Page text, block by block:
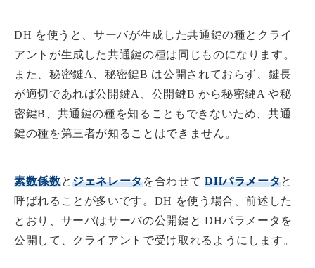
DH を使うと、サーバが生成した共通鍵の種とクライ
アントが生成した共通鍵の種は同じものになります。
また、秘密鍵A、秘密鍵B は公開されておらず、鍵長
が適切であれば公開鍵A、公開鍵B から秘密鍵A や秘
密鍵B、共通鍵の種を知ることもできないため、共通
鍵の種を第三者が知ることはできません。
素数係数とジェネレータを合わせて DHパラメータと
呼ばれることが多いです。DH を使う場合、前述した
とおり、サーバはサーバの公開鍵と DHパラメータを
公開して、クライアントで受け取れるようにします。